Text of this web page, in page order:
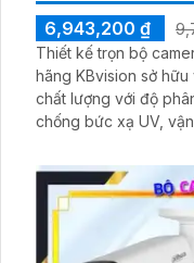
6,943,200 ₫
Thiết kế trọn bộ
hãng KBvision sở
chất lượng với độ
chống bức xạ UV, vận hành ổn
hình ảnh màu sắc